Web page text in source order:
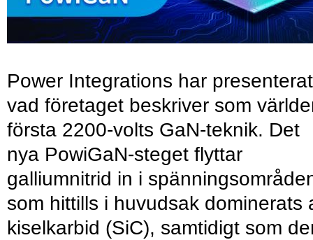
Power Integrations har presenterat
vad företaget beskriver som
första 2200-volts GaN-teknik. Det
nya PowiGaN-steget flyttar
galliumnitrid in i
som hittills i huvudsak dominerats
kiselkarbid (SiC), samtidigt som